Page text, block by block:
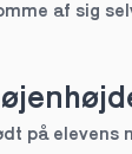
at finde den
af sig
på elevens